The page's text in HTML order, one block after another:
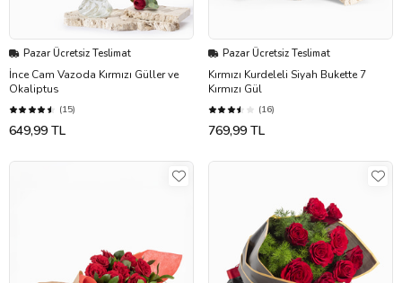
Pazar Ücretsiz Teslimat
İnce Cam Vazoda Kırmızı Güller ve
Okaliptus
(15)
649,99 TL
Pazar Ücretsiz Teslimat
Kırmızı Kurdeleli Siyah Bukette 7
Kırmızı Gül
(16)
769,99 TL